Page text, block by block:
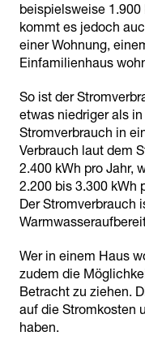
beispielsweise
kommt es jedoch
einer Wohnung,
Einfamilienhaus
So ist der
etwas niedriger als
Stromverbrauch in
Verbrauch laut dem
2.400 kWh pro Jahr,
2.200 bis 3.300 kWh
Der Stromverbrauch
Wer in einem Haus
zudem die
Betracht zu ziehen.
auf die Stromkosten
haben.